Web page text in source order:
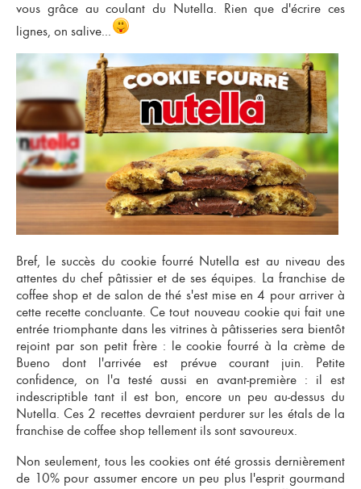
vous grâce au coulant du Nutella. Rien que d'écrire ces
lignes, on salive...
Bref, le succès du cookie fourré Nutella est au niveau des
attentes du chef pâtissier et de ses équipes. La franchise de
coffee shop et de salon de thé s'est mise en 4 pour arriver à
cette recette concluante. Ce tout nouveau cookie qui fait une
entrée triomphante dans les vitrines à pâtisseries sera bientôt
rejoint par son petit frère : le cookie fourré à la crème de
Bueno dont l'arrivée est prévue courant juin. Petite
confidence, on l'a testé aussi en avant-première : il est
indescriptible tant il est bon, encore un peu au-dessus du
Nutella. Ces 2 recettes devraient perdurer sur les étals de la
franchise de coffee shop tellement ils sont savoureux.
Non seulement, tous les cookies ont été grossis dernièrement
de 10% pour assumer encore un peu plus l'esprit gourmand